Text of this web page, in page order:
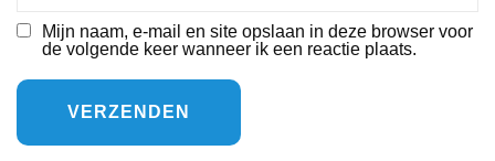
Mijn naam, e-mail en site opslaan in deze browser voor
de volgende keer wanneer ik een reactie plaats.